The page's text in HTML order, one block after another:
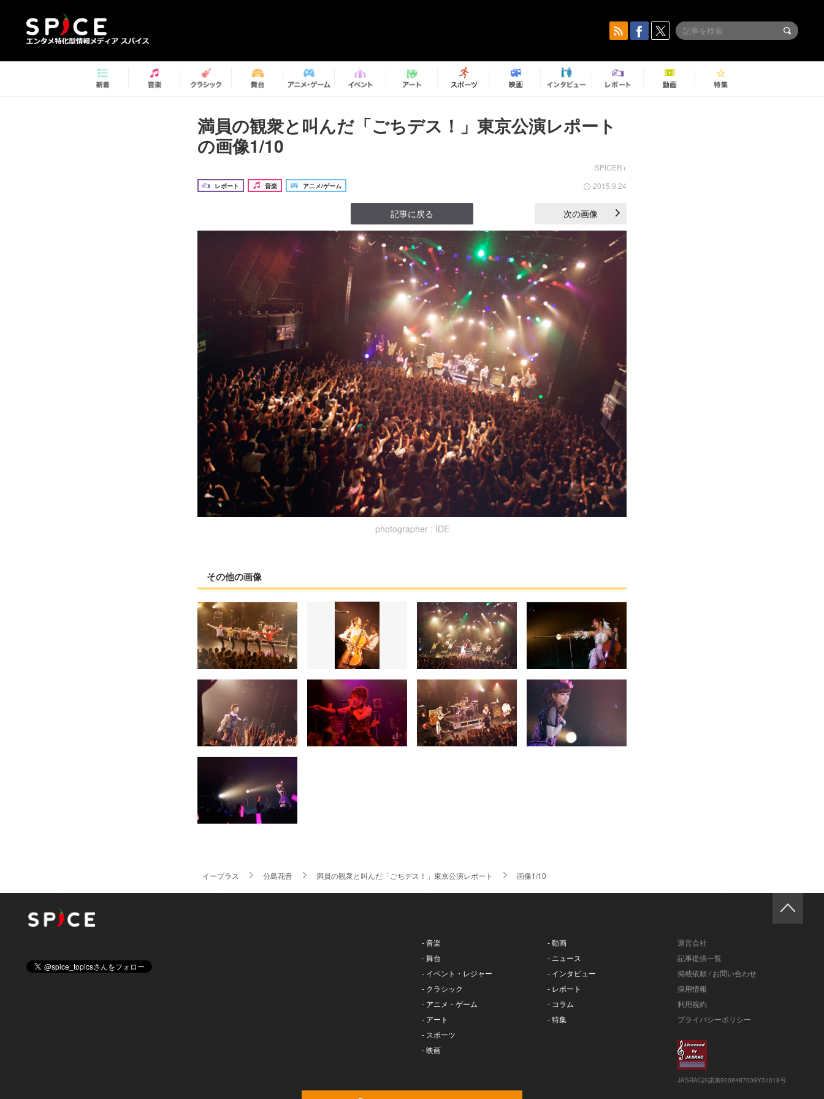
満員の観衆と叫んだ「ごちデス！」東京公演レポート
の画像1/10
SPICER+
レポート 音楽 アニメ/ゲーム 2015.9.24
記事に戻る 次の画像
photographer : IDE
その他の画像
イープラス 分島花音 満員の観衆と叫んだ「ごちデス！」東京公演レポート 画像1/10
- 音楽
- 舞台
- イベント・レジャー
- クラシック
- アニメ・ゲーム
- アート
- スポーツ
- 映画
- 動画
- ニュース
- インタビュー
- レポート
- コラム
- 特集
運営会社
記事提供一覧
掲載依頼 / お問い合わせ
採用情報
利用規約
プライバシーポリシー
JASRAC許諾第9008487009Y31018号